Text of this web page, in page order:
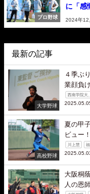
プロ野球
に「感
2024年12
最新の記事
大学野球
４季ぶ
業顔負
西南学院大
高校野球
夏の甲
ビュー！
川上慧
大阪桐
人の恩